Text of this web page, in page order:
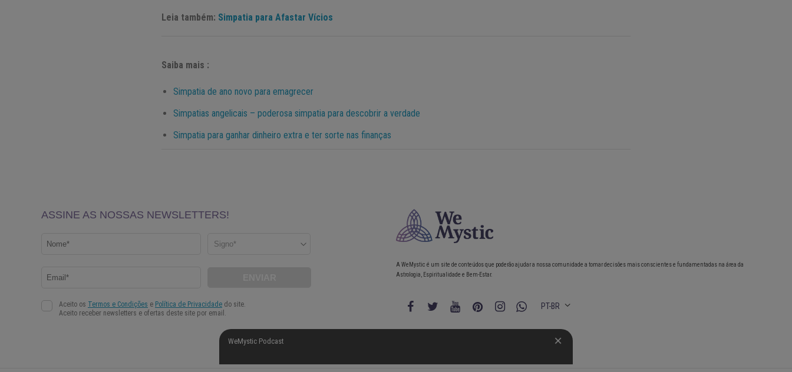
Leia também: Simpatia para Afastar Vícios
Saiba mais :
Simpatia de ano novo para emagrecer
Simpatias angelicais – poderosa simpatia para descobrir a verdade
Simpatia para ganhar dinheiro extra e ter sorte nas finanças
A WeMystic é um site de conteúdos que poderão ajudar a nossa comunidade a tomar decisões mais conscientes e fundamentadas na área da
Astrologia, Espiritualidade e Bem-Estar.
PT-BR
WeMystic Podcast